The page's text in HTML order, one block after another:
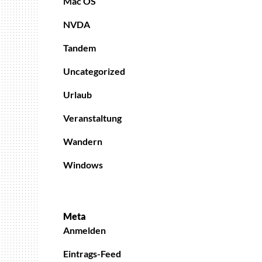
NVDA
Tandem
Uncategorized
Urlaub
Veranstaltung
Wandern
Windows
Meta
Anmelden
Eintrags-Feed